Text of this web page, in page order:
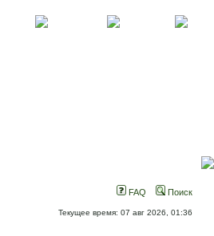
FAQ Поиск
Текущее время: 07 авг 2026, 01:36